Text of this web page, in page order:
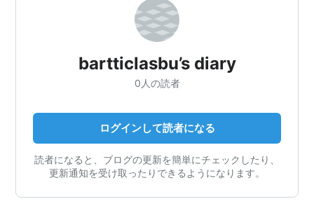
bartticlasbu’s diary
0人の読者
ログインして読者になる
読者になると、ブログの更新を簡単にチェックしたり、
更新通知を受け取ったりできるようになります。